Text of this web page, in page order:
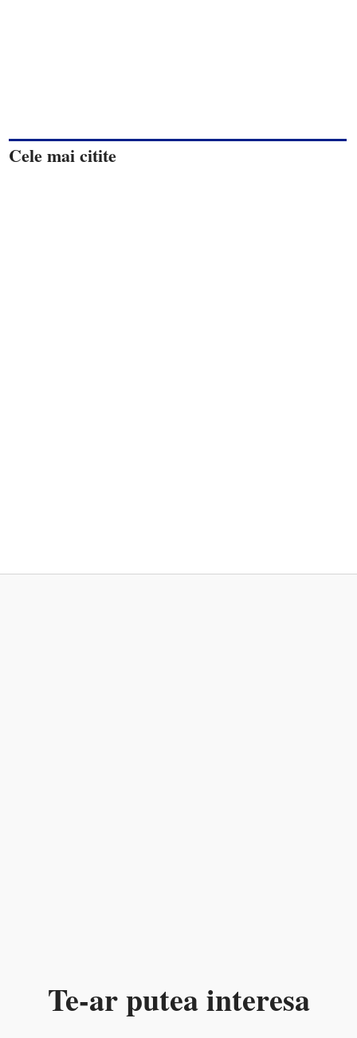
Cele mai citite
Te-ar putea interesa